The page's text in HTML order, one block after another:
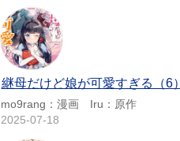
継母だけど娘が可愛すぎる（6）
mo9rang：漫画 Iru：原作
2025-07-18